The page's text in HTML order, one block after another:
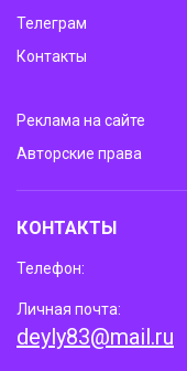
Телеграм
Контакты
Реклама на сайте
Авторские права
КОНТАКТЫ
Телефон:
Личная почта:
deyly83@mail.ru